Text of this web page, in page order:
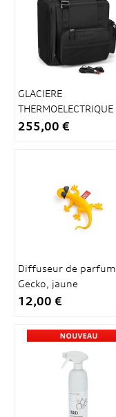
GLACIERE
THERMOELECTRIQUE
14L
255,00 €
Diffuseur de parfum
Gecko, jaune
12,00 €